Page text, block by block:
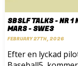
SBSLF TALKS - NR 1
MARS - SWE3
FEBRUARY 27TH, 2026
Efter en lyckad